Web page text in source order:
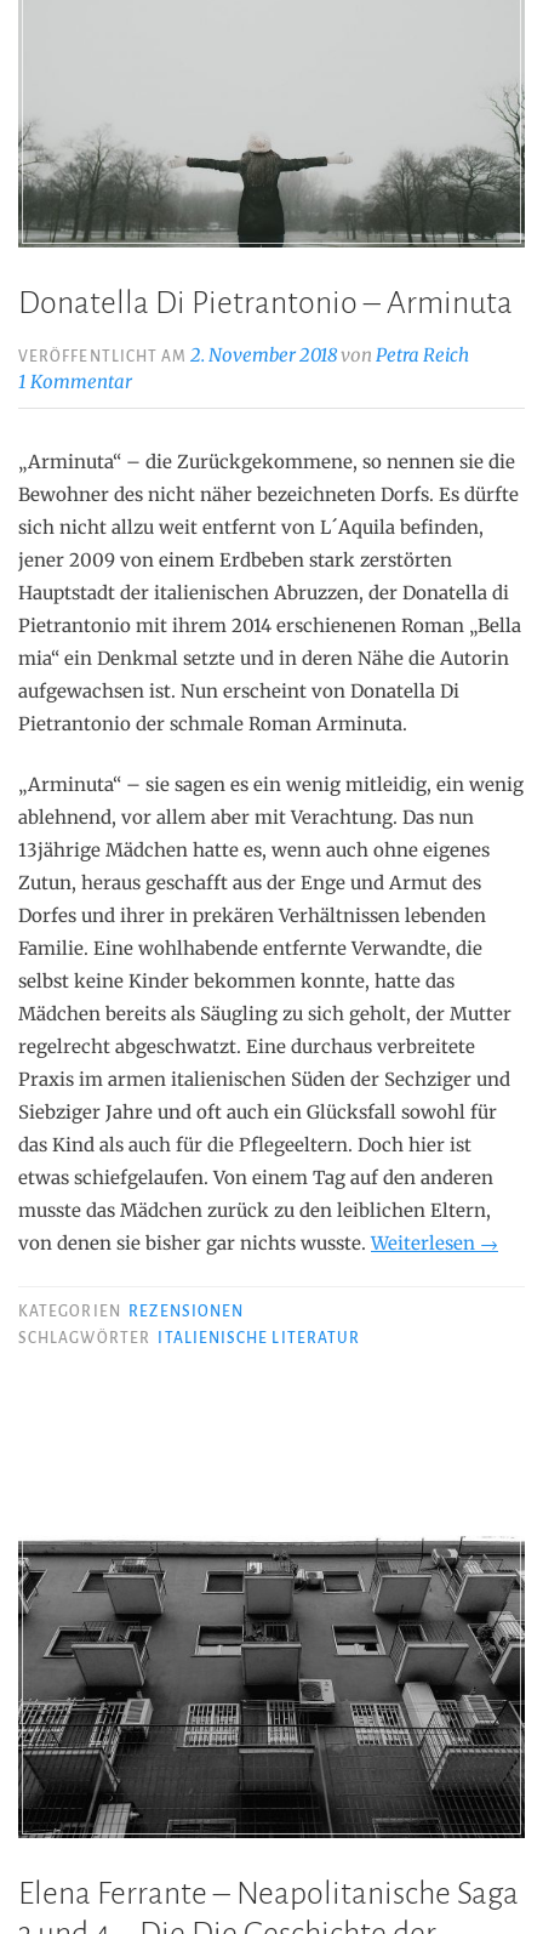
Donatella Di Pietrantonio – Arminuta
VERÖFFENTLICHT AM2. November 2018vonPetra Reich
1 Kommentar
„Arminuta“ – die Zurückgekommene, so nennen sie die
Bewohner des nicht näher bezeichneten Dorfs. Es dürfte
sich nicht allzu weit entfernt von L´Aquila befinden,
jener 2009 von einem Erdbeben stark zerstörten
Hauptstadt der italienischen Abruzzen, der Donatella di
Pietrantonio mit ihrem 2014 erschienenen Roman „Bella
mia“ ein Denkmal setzte und in deren Nähe die Autorin
aufgewachsen ist. Nun erscheint von Donatella Di
Pietrantonio der schmale Roman Arminuta.
„Arminuta“ – sie sagen es ein wenig mitleidig, ein wenig
ablehnend, vor allem aber mit Verachtung. Das nun
13jährige Mädchen hatte es, wenn auch ohne eigenes
Zutun, heraus geschafft aus der Enge und Armut des
Dorfes und ihrer in prekären Verhältnissen lebenden
Familie. Eine wohlhabende entfernte Verwandte, die
selbst keine Kinder bekommen konnte, hatte das
Mädchen bereits als Säugling zu sich geholt, der Mutter
regelrecht abgeschwatzt. Eine durchaus verbreitete
Praxis im armen italienischen Süden der Sechziger und
Siebziger Jahre und oft auch ein Glücksfall sowohl für
das Kind als auch für die Pflegeeltern. Doch hier ist
etwas schiefgelaufen. Von einem Tag auf den anderen
musste das Mädchen zurück zu den leiblichen Eltern,
von denen sie bisher gar nichts wusste.Weiterlesen →
KATEGORIEN
REZENSIONEN
SCHLAGWÖRTER
ITALIENISCHE LITERATUR
Elena Ferrante – Neapolitanische Saga